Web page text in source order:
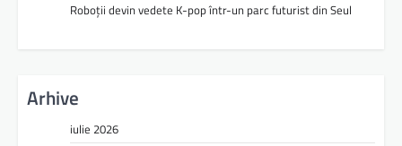
Roboții devin vedete K-pop într-un parc futurist din Seul
Arhive
iulie 2026